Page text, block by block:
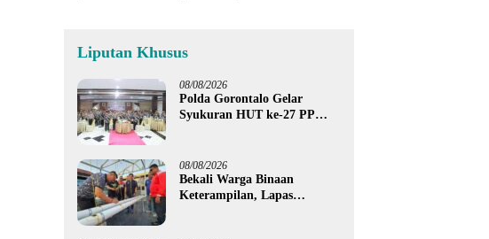
Liputan Khusus
08/08/2026
Polda Gorontalo Gelar
Syukuran HUT ke-27 PP
08/08/2026
Bekali Warga Binaan
Keterampilan, Lapas